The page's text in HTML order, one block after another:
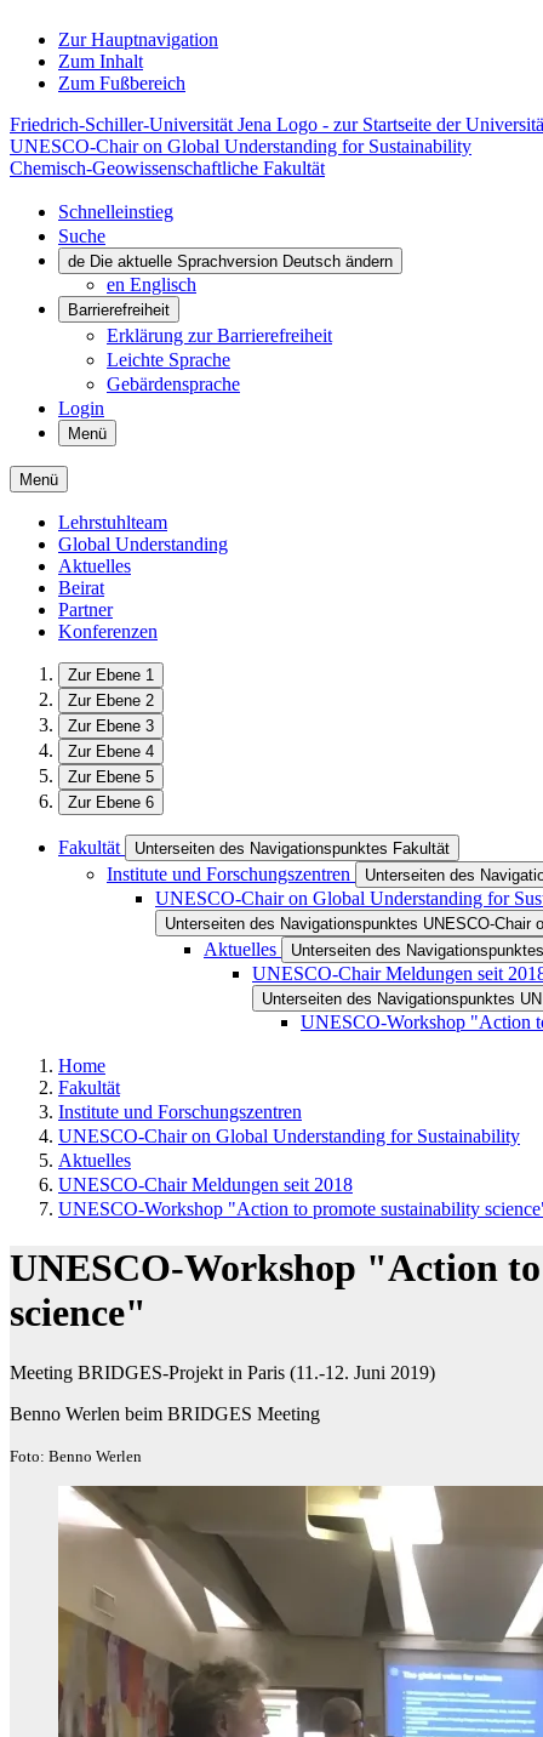
Zur Hauptnavigation
Zum Inhalt
Zum Fußbereich
Friedrich-Schiller-Universität Jena Logo - zur Startseite der
UNESCO-Chair on Global Understanding for Sustainability
Chemisch-Geowissenschaftliche Fakultät
Schnelleinstieg
Suche
de Die aktuelle Sprachversion Deutsch ändern
en Englisch
Barrierefreiheit
Erklärung zur Barrierefreiheit
Leichte Sprache
Gebärdensprache
Login
Menü
Menü
Lehrstuhlteam
Global Understanding
Aktuelles
Beirat
Partner
Konferenzen
Zur Ebene 1
Zur Ebene 2
Zur Ebene 3
Zur Ebene 4
Zur Ebene 5
Zur Ebene 6
Fakultät Unterseiten des Navigationspunktes Fakultät
Institute und Forschungszentren Unterseiten des
UNESCO-Chair on Global Understanding for
Unterseiten des Navigationspunktes UNESCO-Chair
Aktuelles Unterseiten des
UNESCO-Chair Meldungen seit
Unterseiten des Navigationspunktes
UNESCO-Workshop "Action
Home
Fakultät
Institute und Forschungszentren
UNESCO-Chair on Global Understanding for Sustainability
Aktuelles
UNESCO-Chair Meldungen seit 2018
UNESCO-Workshop "Action to promote sustainability
UNESCO-Workshop "Action
science"
Meeting BRIDGES-Projekt in Paris (11.-12. Juni 2019)
Benno Werlen beim BRIDGES Meeting
Foto: Benno Werlen